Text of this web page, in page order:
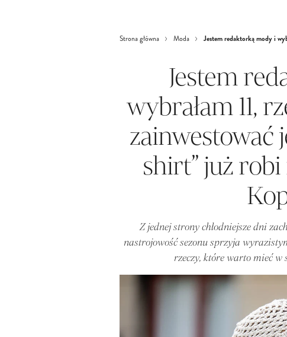
Strona główna Moda Jestem redaktorką mody i
Jestem
wybrałam 11,
zainwestować
shirt” już
Z jednej strony chłodniejsze dni
nastrojowość sezonu sprzyja
rzeczy, które warto mieć w